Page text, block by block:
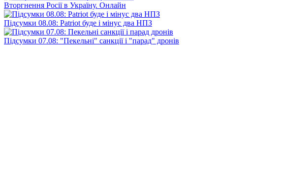
Вторгнення Росії в Україну. Онлайн
Підсумки 08.08: Patriot буде і мінус два НПЗ
Підсумки 07.08: "Пекельні" санкції і "парад" дронів